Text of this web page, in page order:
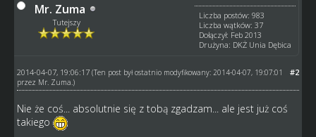
Mr. Zuma
Tutejszy
Liczba postów: 983
Liczba wątków: 37
Dołączył: Feb 2013
Drużyna: DKŻ Unia Dębica
#2
2014-04-07, 19:06:17 (Ten post był ostatnio modyfikowany: 2014-04-07, 19:07:01
przez Mr. Zuma .)
Nie że coś... absolutnie się z tobą zgadzam... ale jest już coś
takiego